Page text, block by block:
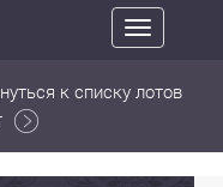
Toggle
navigation
к списку лотов